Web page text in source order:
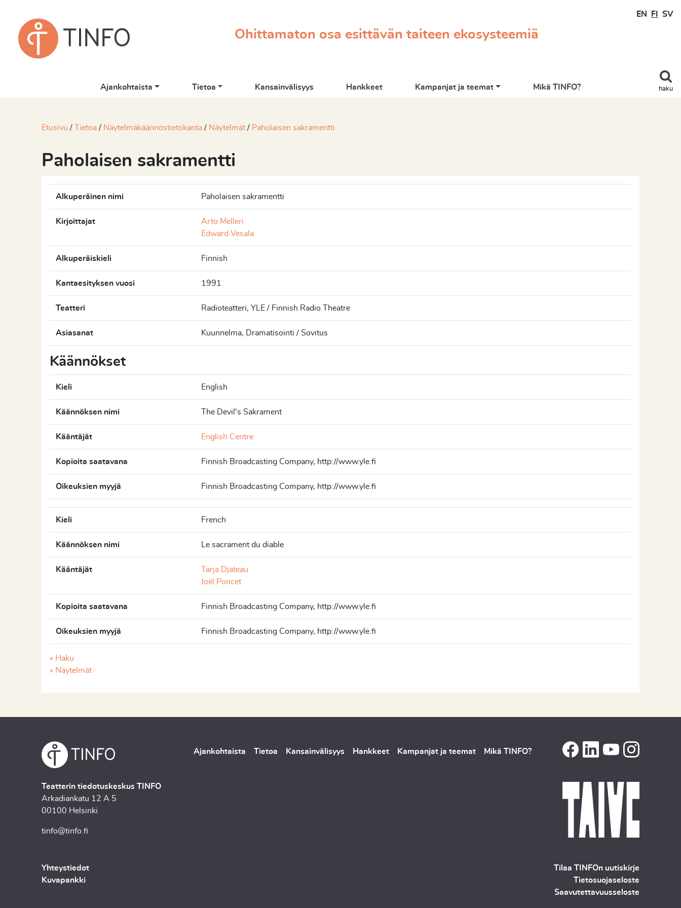
Ohittamaton osa esittävän taiteen ekosysteemiä
EN FI SV
haku
Ajankohtaista Tietoa Kansainvälisyys Hankkeet Kampanjat ja teemat Mikä TINFO?
Etusivu Tietoa Näytelmäkäännöstietokanta Näytelmät Paholaisen sakramentti
Paholaisen sakramentti
Alkuperäinen nimi Paholaisen sakramentti
Kirjoittajat
Arto Melleri
Edward Vesala
Alkuperäiskieli Finnish
Kantaesityksen vuosi 1991
Teatteri Radioteatteri, YLE / Finnish Radio Theatre
Asiasanat Kuunnelma, Dramatisointi / Sovitus
Käännökset
Kieli English
Käännöksen nimi The Devil's Sakrament
Kääntäjät English Centre
Kopioita saatavana Finnish Broadcasting Company, http://www.yle.fi
Oikeuksien myyjä Finnish Broadcasting Company, http://www.yle.fi
Kieli French
Käännöksen nimi Le sacrament du diable
Kääntäjät
Tarja Djateau
Joël Poncet
Kopioita saatavana Finnish Broadcasting Company, http://www.yle.fi
Oikeuksien myyjä Finnish Broadcasting Company, http://www.yle.fi
« Haku
« Näytelmät
Teatterin tiedotuskeskus TINFO
Arkadiankatu 12 A 5
00100 Helsinki
tinfo@tinfo.fi
Ajankohtaista Tietoa Kansainvälisyys Hankkeet Kampanjat ja teemat Mikä TINFO?
Yhteystiedot
Kuvapankki
Tilaa TINFOn uutiskirje
Tietosuojaseloste
Saavutettavuusseloste